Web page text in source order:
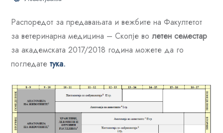
Распоредот за предавањата и вежбите на Факултетот
за ветеринарна медицина – Скопје во летен семестар
за академската 2017/2018 година можете да го
погледате тука.